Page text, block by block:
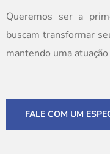
Queremos ser a
buscam transformar
mantendo uma
FALE COM UM